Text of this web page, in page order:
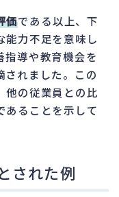
価である以上、下
能力不足を意味し
指導や教育機会を
されました。この
他の従業員との比
あることを示して
された例